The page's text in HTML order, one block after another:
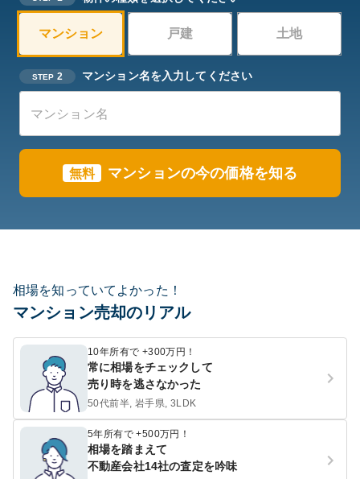
マンション 戸建 土地
STEP 2 マンション名を入力してください
無料 マンションの今の価格を知る
相場を知っていてよかった！
マンション売却のリアル
10年所有で +300万円！
常に相場をチェックして
売り時を逃さなかった
50代前半, 岩手県, 3LDK
5年所有で +500万円！
相場を踏まえて
不動産会社14社の査定を吟味